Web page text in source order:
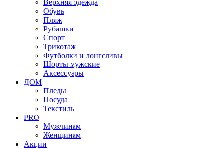
Верхняя одежда
Обувь
Пляж
Рубашки
Спорт
Трикотаж
Футболки и лонгсливы
Шорты мужские
Аксессуары
ДОМ
Пледы
Посуда
Текстиль
PRO
Мужчинам
Женщинам
Акции